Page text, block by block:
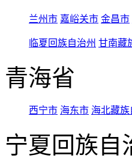
兰州市 嘉峪关市 金昌市
临夏回族自治州 甘南藏
青海省
西宁市 海东市 海北藏族
宁夏回族自